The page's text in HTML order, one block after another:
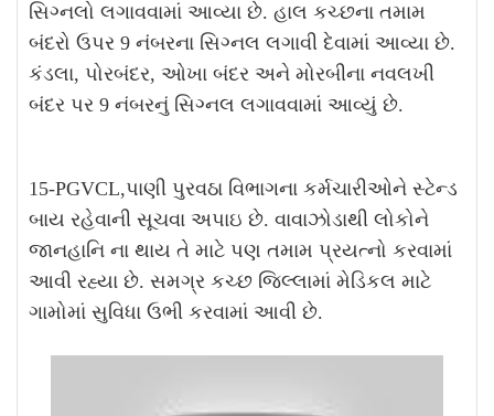
સિગ્નલો લગાવવામાં આવ્યા છે. હાલ કચ્છના તમામ
બંદરો ઉપર 9 નંબરના સિગ્નલ લગાવી દેવામાં આવ્યા છે.
કંડલા, પોરબંદર, ઓખા બંદર અને મોરબીના નવલખી
બંદર પર 9 નંબરનું સિગ્નલ લગાવવામાં આવ્યું છે.
15-PGVCL,પાણી પુરવઠા વિભાગના કર્મચારીઓને સ્ટેન્ડ
બાય રહેવાની સૂચવા અપાઇ છે. વાવાઝોડાથી લોકોને
જાનહાનિ ના થાય તે માટે પણ તમામ પ્રયત્નો કરવામાં
આવી રહ્યા છે. સમગ્ર કચ્છ જિલ્લામાં મેડિકલ માટે
ગામોમાં સુવિધા ઉભી કરવામાં આવી છે.